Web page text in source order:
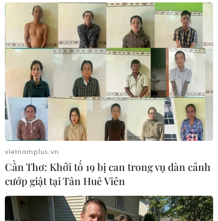
cam kết của Xuân Hòa Việt Nam về sản phẩm
nội thất chất lượng cao, dịch vụ thân thiện và
gia tăng tối đa quyền lợi, sự tiện ích cho khách
hàng, dựa trên giá trị cốt lõi: bền bỉ - hiện đại -
đẹp, với tính cách: trách nhiệm - gắn bó - tin
vietnamplus.vn
Cần Thơ: Khởi tố 19 bị can trong vụ dàn cảnh
cướp giật tại Tân Huê Viên